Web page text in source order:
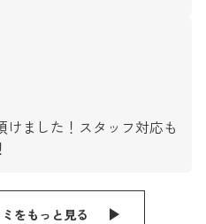
ました！スタッフ対応も
をもっと見る